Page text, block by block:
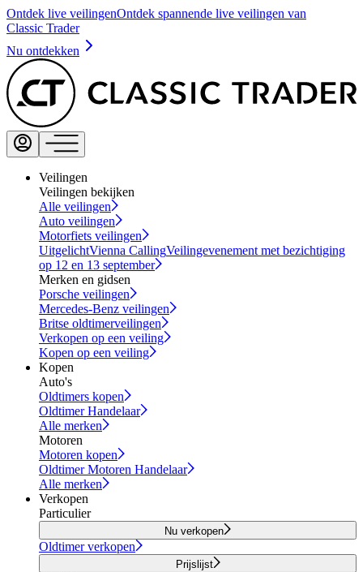
Ontdek live veilingenOntdek spannende live veilingen van
Classic Trader
Nu ontdekken
Veilingen
Veilingen bekijken
Alle veilingen
Auto veilingen
Motorfiets veilingen
UitgelichtVienna CallingVeilingevenement met bezichtiging
op 12 en 13 september
Merken en gidsen
Porsche veilingen
Mercedes-Benz veilingen
Britse oldtimerveilingen
Verkopen op een veiling
Kopen op een veiling
Kopen
Auto's
Oldtimers kopen
Oldtimer Handelaar
Alle merken
Motoren
Motoren kopen
Oldtimer Motoren Handelaar
Alle merken
Verkopen
Particulier
Nu verkopen
Oldtimer verkopen
Prijslijst